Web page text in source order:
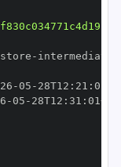
-
-05 - 28T12 : 21 :
-05 - 28T12 : 31 : 01+00